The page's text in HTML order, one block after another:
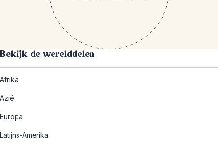
Bekijk de werelddelen
Afrika
Azië
Europa
Latijns-Amerika